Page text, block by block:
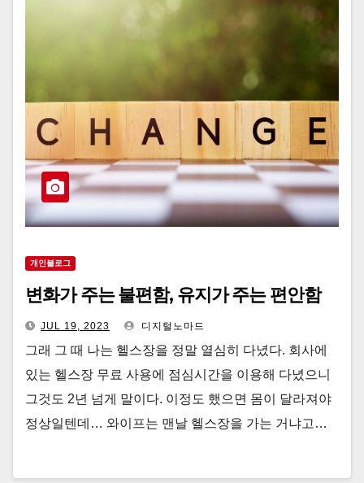
개인블로그
변화가 주는 불편함, 유지가 주는 편안함
JUL 19, 2023 디지털노마드
그래 그 때 나는 헬스장을 정말 열심히 다녔다. 회사에
있는 헬스장 무료 사용에 점심시간을 이용해 다녔으니
그것도 2년 넘게 말이다. 이정도 했으면 몸이 달라져야
정상일텐데… 와이프는 맨날 헬스장을 가는 거냐고…